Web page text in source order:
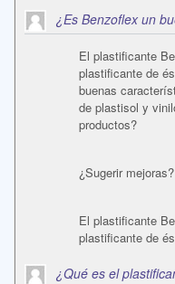
¿Es Benzoflex un
El plastificante
plastificante de
buenas
de plastisol y
productos?
¿Sugerir mejoras?
El plastificante
plastificante de
¿Qué es el